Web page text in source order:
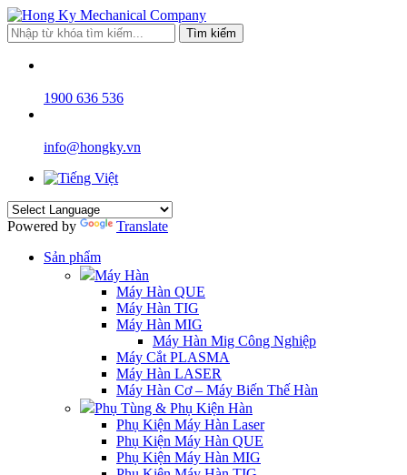
Tìm kiếm
1900 636 536
info@hongky.vn
Powered by
Translate
Sản phẩm
Máy Hàn
Máy Hàn QUE
Máy Hàn TIG
Máy Hàn MIG
Máy Hàn Mig Công Nghiệp
Máy Cắt PLASMA
Máy Hàn LASER
Máy Hàn Cơ – Máy Biến Thế Hàn
Phụ Tùng & Phụ Kiện Hàn
Phụ Kiện Máy Hàn Laser
Phụ Kiện Máy Hàn QUE
Phụ Kiện Máy Hàn MIG